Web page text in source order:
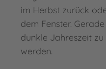
im Herbst zurück
dem Fenster.
dunkle Jahreszeit
werden.